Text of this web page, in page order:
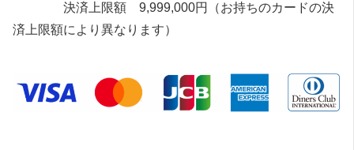
決済上限額 9,999,000円（お持ちのカードの決
済上限額により異なります）